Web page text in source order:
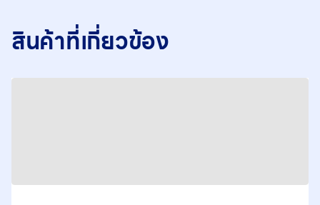
สินค้าที่เกี่ยวข้อง